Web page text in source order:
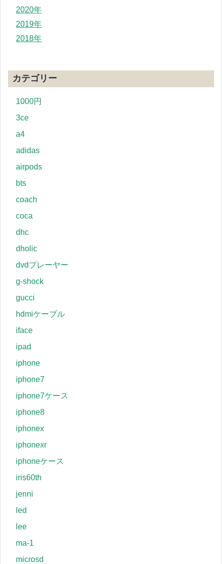
2020年
2019年
2018年
カテゴリー
1000円
3ce
a4
adidas
airpods
bts
coach
coca
dhc
dholic
dvdプレーヤー
g-shock
gucci
hdmiケーブル
iface
ipad
iphone
iphone7
iphone7ケース
iphone8
iphonex
iphonexr
iphoneケース
iris60th
jenni
led
lee
ma-1
microsd